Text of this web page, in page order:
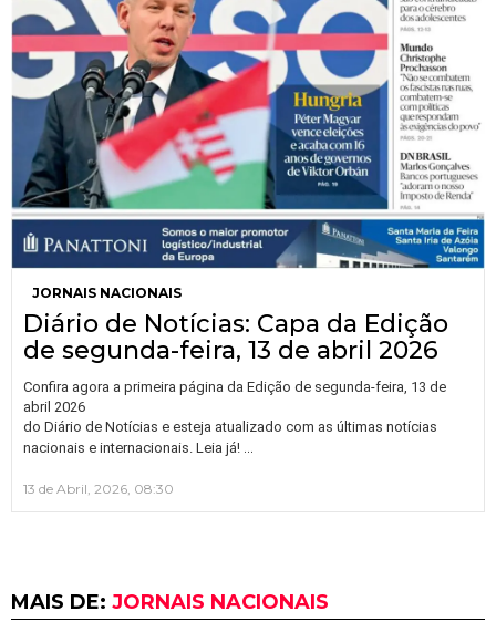
JORNAIS NACIONAIS
Diário de Notícias: Capa da Edição
de segunda-feira, 13 de abril 2026
Confira agora a primeira página da Edição de segunda-feira, 13 de
abril 2026
do Diário de Notícias e esteja atualizado com as últimas notícias
nacionais e internacionais. Leia já! …
13 de Abril, 2026, 08:30
MAIS DE: JORNAIS NACIONAIS